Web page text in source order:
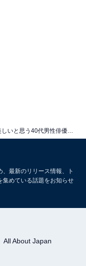
「横顔が美しいと思う40代男性俳優」ランキング！ 2位「玉木宏」を抑えた1位は？
最新のリリース情報、ト
集めている話題をお知らせ
All About Japan